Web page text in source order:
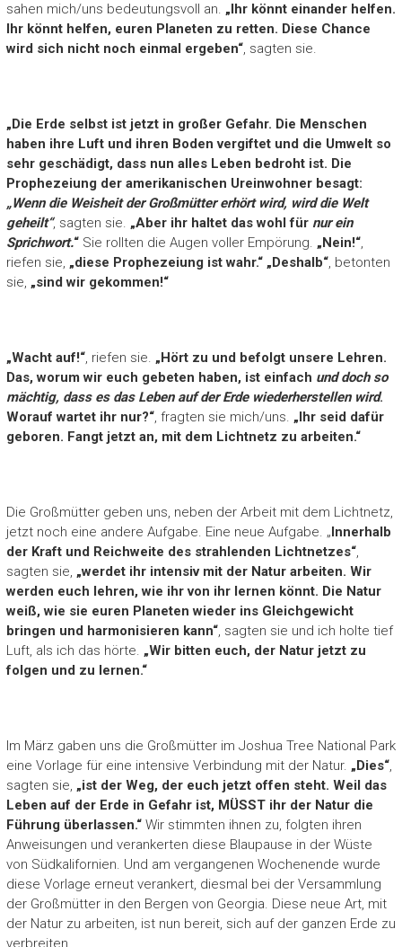
sahen mich/uns bedeutungsvoll an. „Ihr könnt einander helfen.
Ihr könnt helfen, euren Planeten zu retten. Diese Chance
wird sich nicht noch einmal ergeben“, sagten sie.
„Die Erde selbst ist jetzt in großer Gefahr. Die Menschen
haben ihre Luft und ihren Boden vergiftet und die Umwelt so
sehr geschädigt, dass nun alles Leben bedroht ist. Die
Prophezeiung der amerikanischen Ureinwohner besagt:
„Wenn die Weisheit der Großmütter erhört wird, wird die Welt
geheilt“, sagten sie. „Aber ihr haltet das wohl für nur ein
Sprichwort.“Sie rollten die Augen voller Empörung. „Nein!“,
riefen sie, „diese Prophezeiung ist wahr.“ „Deshalb“, betonten
sie, „sind wir gekommen!“
„Wacht auf!“, riefen sie. „Hört zu und befolgt unsere Lehren.
Das, worum wir euch gebeten haben, ist einfach und doch so
mächtig, dass es das Leben auf der Erde wiederherstellen wird.
Worauf wartet ihr nur?“, fragten sie mich/uns. „Ihr seid dafür
geboren. Fangt jetzt an, mit dem Lichtnetz zu arbeiten.“
Die Großmütter geben uns, neben der Arbeit mit dem Lichtnetz,
jetzt noch eine andere Aufgabe. Eine neue Aufgabe. „Innerhalb
der Kraft und Reichweite des strahlenden Lichtnetzes“,
sagten sie, „werdet ihr intensiv mit der Natur arbeiten. Wir
werden euch lehren, wie ihr von ihr lernen könnt. Die Natur
weiß, wie sie euren Planeten wieder ins Gleichgewicht
bringen und harmonisieren kann“, sagten sie und ich holte tief
Luft, als ich das hörte. „Wir bitten euch, der Natur jetzt zu
folgen und zu lernen.“
Im März gaben uns die Großmütter im Joshua Tree National Park
eine Vorlage für eine intensive Verbindung mit der Natur. „Dies“,
sagten sie, „ist der Weg, der euch jetzt offen steht. Weil das
Leben auf der Erde in Gefahr ist, MÜSST ihr der Natur die
Führung überlassen.“ Wir stimmten ihnen zu, folgten ihren
Anweisungen und verankerten diese Blaupause in der Wüste
von Südkalifornien. Und am vergangenen Wochenende wurde
diese Vorlage erneut verankert, diesmal bei der Versammlung
der Großmütter in den Bergen von Georgia. Diese neue Art, mit
der Natur zu arbeiten, ist nun bereit, sich auf der ganzen Erde zu
verbreiten.